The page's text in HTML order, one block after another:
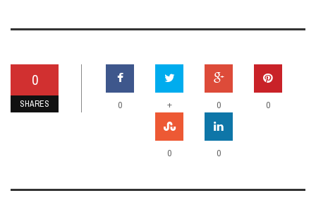
0
SHARES 0 + 0 0
0 0